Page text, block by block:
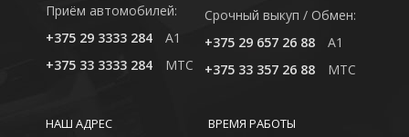
Приём автомобилей:
+375 29 3333 284
A1
+375 33 3333 284
MTC
Cрочный выкуп / Обмен:
+375 29 657 26 88
A1
+375 33 357 26 88
MTC
ВРЕМЯ РАБОТЫ
НАШ АДРЕС